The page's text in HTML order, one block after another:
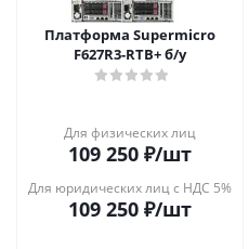
Платформа Supermicro
F627R3-RTB+ б/у
Для физических лиц
109 250 ₽/шт
Для юридических лиц с НДС 5%
109 250 ₽/шт